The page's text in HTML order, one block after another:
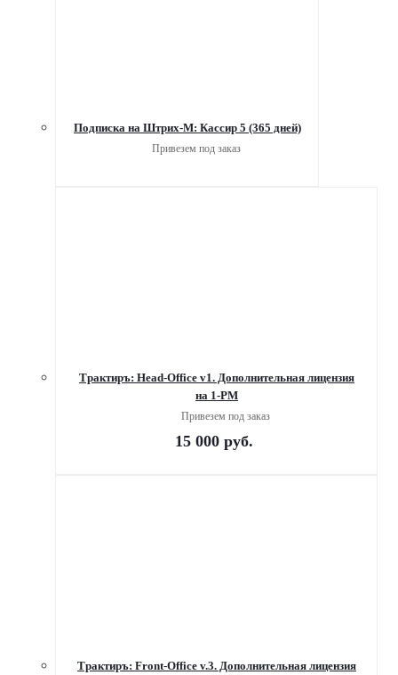
Подписка на Штрих-М: Кассир 5 (365 дней)
Привезем под заказ
Трактиръ: Head-Office v1. Дополнительная лицензия
на 1-РМ
Привезем под заказ
15 000руб.
Трактиръ: Front-Office v.3. Дополнительная лицензия